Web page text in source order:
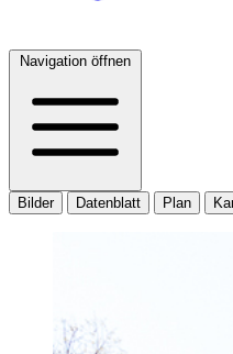
Navigation öffnen
Bilder Datenblatt Plan